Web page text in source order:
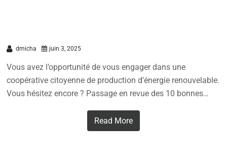
dmicha juin 3, 2025
Vous avez l’opportunité de vous engager dans une
coopérative citoyenne de production d’énergie renouvelable.
Vous hésitez encore ? Passage en revue des 10 bonnes…
Read More